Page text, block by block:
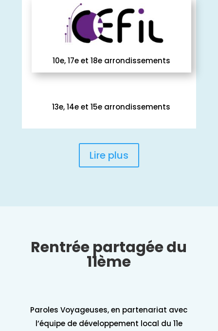
10e, 17e et 18e arrondissements
13e, 14e et 15e arrondissements
Lire plus
Rentrée partagée du
11ème
Paroles Voyageuses, en partenariat avec
l’équipe de développement local du 11e